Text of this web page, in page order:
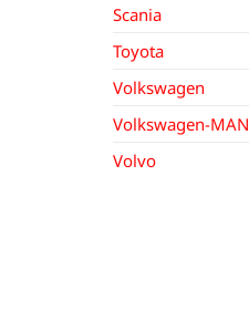
Scania
Toyota
Volkswagen
Volkswagen-MAN
Volvo